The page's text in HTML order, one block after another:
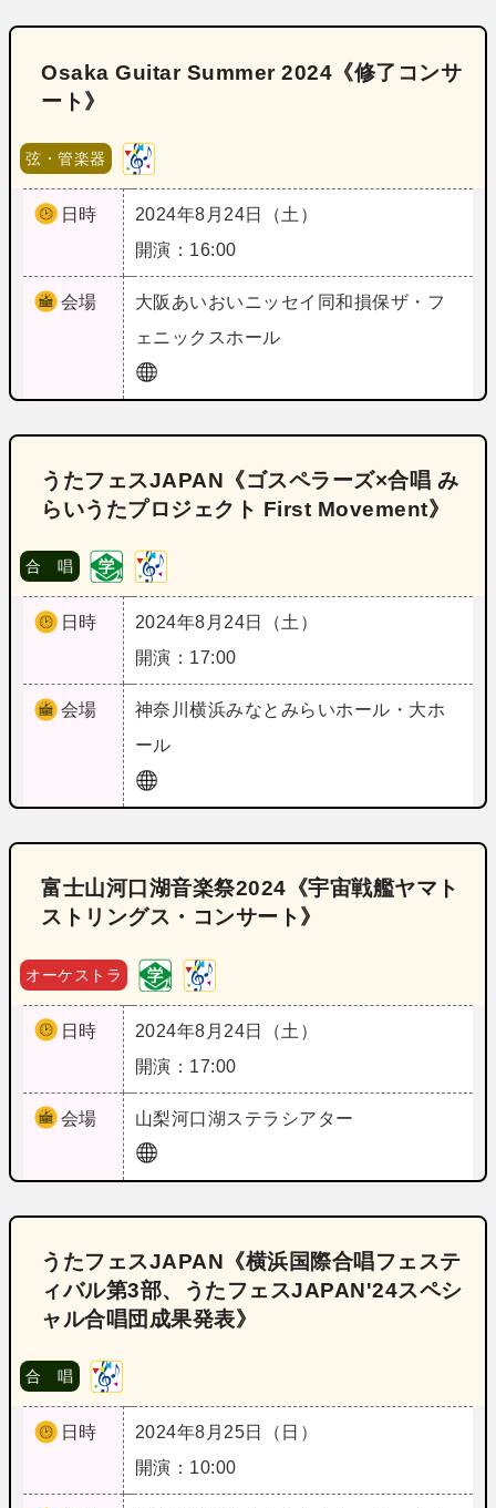
Osaka Guitar Summer 2024《修了コンサ
ート》
弦・管楽器
日時
2024年8月24日（土）
開演：16:00
会場 大阪 あいおいニッセイ同和損保ザ・フ
ェニックスホール
うたフェスJAPAN《ゴスペラーズ×合唱 み
らいうたプロジェクト First Movement》
合 唱
日時
2024年8月24日（土）
開演：17:00
会場 神奈川横浜みなとみらいホール・大ホ
ール
富士山河口湖音楽祭2024《宇宙戦艦ヤマト
ストリングス・コンサート》
オーケストラ
日時
2024年8月24日（土）
開演：17:00
会場 山梨河口湖ステラシアター
うたフェスJAPAN《横浜国際合唱フェステ
ィバル第3部、うたフェスJAPAN'24スペシ
ャル合唱団成果発表》
合 唱
日時
2024年8月25日（日）
開演：10:00